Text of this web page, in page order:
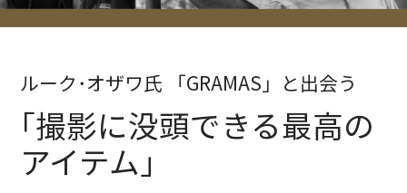
ルーク･オザワ氏 「GRAMAS」と出会う
｢撮影に没頭できる最高の
アイテム｣